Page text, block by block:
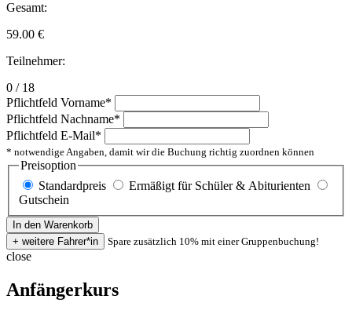
Gesamt:
59.00 €
Teilnehmer:
0 / 18
Pflichtfeld Vorname*
Pflichtfeld Nachname*
Pflichtfeld E-Mail*
* notwendige Angaben, damit wir die Buchung richtig zuordnen können
Preisoption
Standardpreis
Ermäßigt für Schüler & Abiturienten
Gutschein
Spare zusätzlich 10% mit einer Gruppenbuchung!
close
Anfängerkurs